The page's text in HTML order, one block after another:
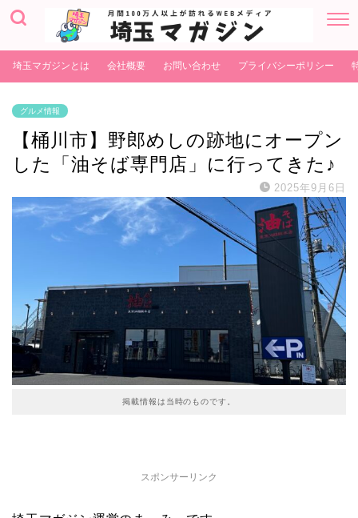
埼玉マガジンとは 会社概要 お問い合わせ プライバシーポリシー
グルメ情報
【桶川市】野郎めしの跡地にオープン
した「油そば専門店」に行ってきた♪
2025年9月6日
掲載情報は当時のものです。
スポンサーリンク